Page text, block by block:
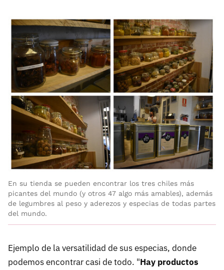
En su tienda se pueden encontrar los tres chiles más
picantes del mundo (y otros 47 algo más amables), además
de legumbres al peso y aderezos y especias de todas partes
del mundo.
Ejemplo de la versatilidad de sus especias, donde
podemos encontrar casi de todo. "Hay productos